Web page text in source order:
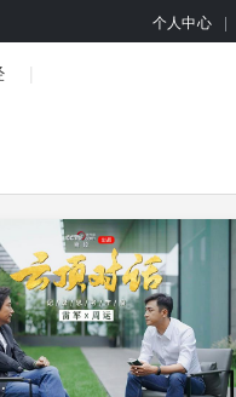
个人中心 |